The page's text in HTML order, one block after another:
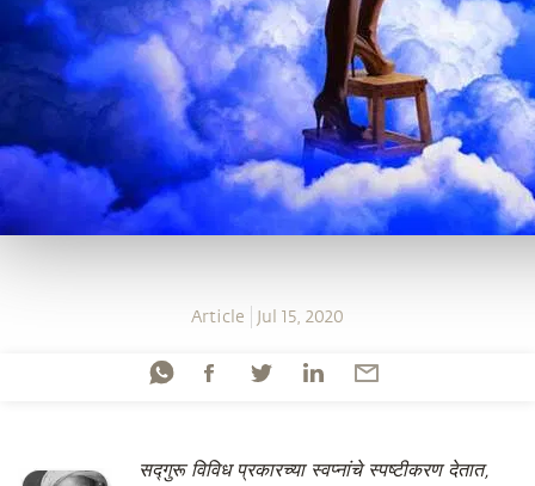
Article Jul 15, 2020
सद्गुरू विविध प्रकारच्या स्वप्नांचे स्पष्टीकरण देतात,